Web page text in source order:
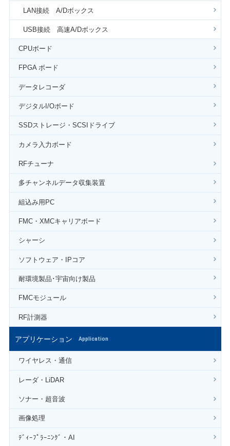
LAN接続 A/Dボックス
USB接続 高速A/Dボックス
CPUボード
FPGA ボード
データレコーダ
デジタルI/Oボード
SSDストレージ・SCSIドライブ
カメラ入力ボード
RFチューナ
多チャンネルデータ収集装置
組込み用PC
FMC・XMCキャリアボード
シャーシ
ソフトウェア・IPコア
耐環境製品･宇宙向け製品
FMCモジュール
RF計測器
アプリケーション Application
ワイヤレス・通信
レーダ・LiDAR
ソナー・超音波
画像処理
ﾃﾞｨｰﾌﾟﾗｰﾆﾝｸﾞ・AI